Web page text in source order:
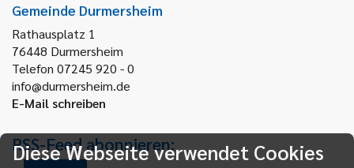
Gemeinde Durmersheim
Rathausplatz 1
76448 Durmersheim
Telefon 07245 920 - 0
info@durmersheim.de
E-Mail schreiben
RSS-Feed abonnieren:
Diese Webseite verwendet Cookies